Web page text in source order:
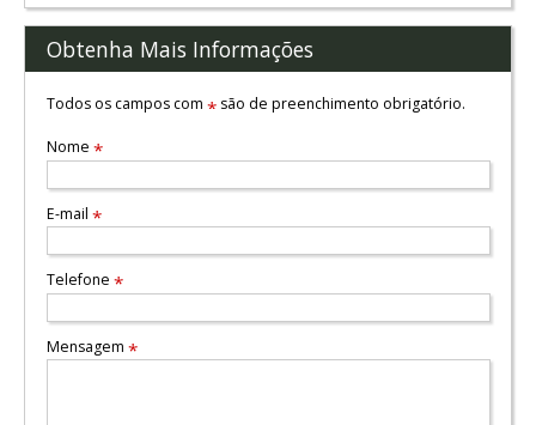
Obtenha Mais Informações
Todos os campos com *são de preenchimento obrigatório.
Nome *
E-mail *
Telefone *
Mensagem *